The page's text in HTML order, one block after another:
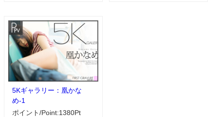
5Kギャラリー：凰かな
め-1
ポイント/Point:1380Pt